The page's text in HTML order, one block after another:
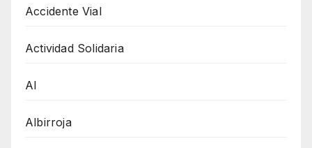
Accidente Vial
Actividad Solidaria
AI
Albirroja